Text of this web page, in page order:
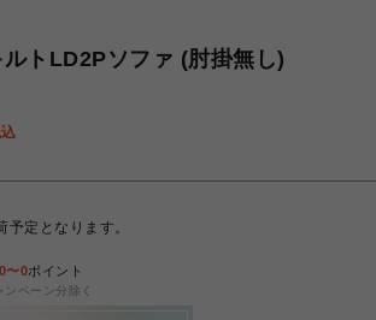
トLD2Pソファ (肘掛無し)
定となります。
0〜0ポイント
ペーン分除く